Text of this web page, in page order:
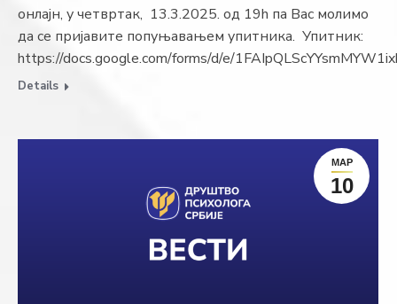
онлајн, у четвртак, 13.3.2025. од 19h па Вас молимо
да се пријавите попуњавањем упитника. Упитник:
https://docs.google.com/forms/d/e/
Details
МАР
10